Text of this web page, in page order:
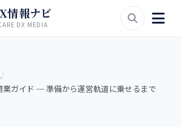
情報ナビ
DX MEDIA
/
業ガイド ─ 準備から運営軌道に乗せるまで